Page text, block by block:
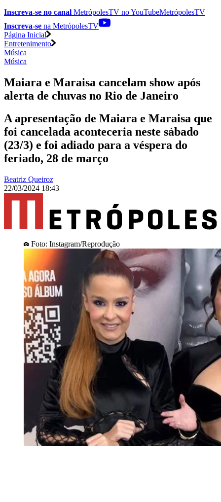
Inscreva-se no canal MetrópolesTV noYouTubeMetrópolesTV
Inscreva-se na MetrópolesTV
Página Inicial
Entretenimento
Música
Música
Maiara e Maraisa cancelam show após
alerta de chuvas no Rio de Janeiro
A apresentação de Maiara e Maraisa que
foi cancelada aconteceria neste sábado
(23/3) e foi adiado para a véspera do
feriado, 28 de março
Beatriz Queiroz
22/03/2024 18:43
Foto: Instagram/Reprodução